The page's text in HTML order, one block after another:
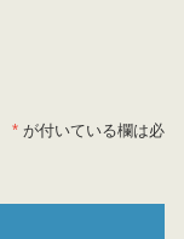
* が付いている欄は必